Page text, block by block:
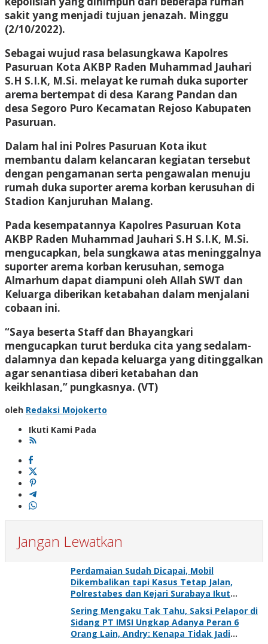
sakit yang menjadi tujuan jenazah. Minggu
(2/10/2022).
Sebagai wujud rasa belasungkawa Kapolres
Pasuruan Kota AKBP Raden Muhammad Jauhari
S.H S.I.K, M.Si. melayat ke rumah duka suporter
arema bertempat di desa Karang Pandan dan
desa Segoro Puro Kecamatan Rejoso Kabupaten
Pasuruan.
Dalam hal ini Polres Pasuruan Kota ikut
membantu dalam kelancaran kegiatan tersebut
dengan pengamanan serta pengawalan menuju
rumah duka suporter arema korban kerusuhan di
Stadion Kanjuruhan Malang.
Pada kesempatannya Kapolres Pasuruan Kota
AKBP Raden Muhammad Jauhari S.H S.I.K, M.Si.
mengucapkan, bela sungkawa atas meninggalnya
suporter arema korban kerusuhan, semoga
Almarhum dapat diampuni oleh Allah SWT dan
Keluarga diberikan ketabahan dalam menjalani
cobaan ini.
“Saya beserta Staff dan Bhayangkari
mengucapkan turut berduka cita yang sedalam-
dalamnya dan kepada keluarga yang ditinggalkan
agar senantiasa diberi ketabahan dan
keikhlasan,” pungkasnya. (VT)
oleh Redaksi Mojokerto
Ikuti Kami Pada
Jangan Lewatkan
Perdamaian Sudah Dicapai, Mobil
Dikembalikan tapi Kasus Tetap Jalan,
Polrestabes dan Kejari Surabaya Ikut
Sering Mengaku Tak Tahu, Saksi Pelapor di
Sidang PT IMSI Ungkap Adanya Peran 6
Orang Lain, Andry: Kenapa Tidak Jadi